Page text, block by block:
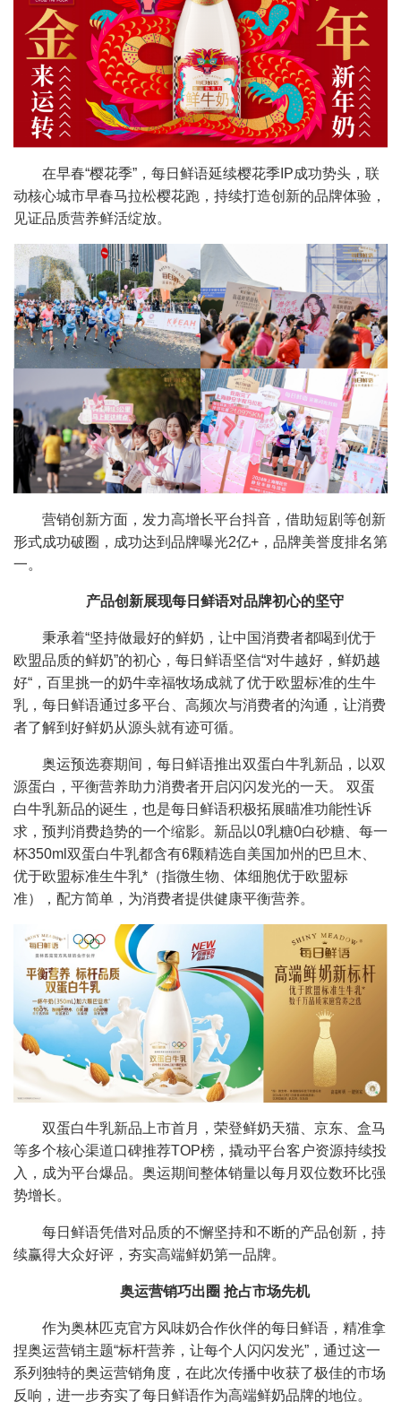
在早春“樱花季”，每日鲜语延续樱花季IP成功势头，联
动核心城市早春马拉松樱花跑，持续打造创新的品牌体验，
见证品质营养鲜活绽放。
营销创新方面，发力高增长平台抖音，借助短剧等创新
形式成功破圈，成功达到品牌曝光2亿+，品牌美誉度排名第
一。
产品创新展现每日鲜语对品牌初心的坚守
秉承着“坚持做最好的鲜奶，让中国消费者都喝到优于
欧盟品质的鲜奶”的初心，每日鲜语坚信“对牛越好，鲜奶越
好“，百里挑一的奶牛幸福牧场成就了优于欧盟标准的生牛
乳，每日鲜语通过多平台、高频次与消费者的沟通，让消费
者了解到好鲜奶从源头就有迹可循。
奥运预选赛期间，每日鲜语推出双蛋白牛乳新品，以双
源蛋白，平衡营养助力消费者开启闪闪发光的一天。 双蛋
白牛乳新品的诞生，也是每日鲜语积极拓展瞄准功能性诉
求，预判消费趋势的一个缩影。新品以0乳糖0白砂糖、每一
杯350ml双蛋白牛乳都含有6颗精选自美国加州的巴旦木、
优于欧盟标准生牛乳*（指微生物、体细胞优于欧盟标
准），配方简单，为消费者提供健康平衡营养。
双蛋白牛乳新品上市首月，荣登鲜奶天猫、京东、盒马
等多个核心渠道口碑推荐TOP榜，撬动平台客户资源持续投
入，成为平台爆品。奥运期间整体销量以每月双位数环比强
势增长。
每日鲜语凭借对品质的不懈坚持和不断的产品创新，持
续赢得大众好评，夯实高端鲜奶第一品牌。
奥运营销巧出圈 抢占市场先机
作为奥林匹克官方风味奶合作伙伴的每日鲜语，精准拿
捏奥运营销主题“标杆营养，让每个人闪闪发光”，通过这一
系列独特的奥运营销角度，在此次传播中收获了极佳的市场
反响，进一步夯实了每日鲜语作为高端鲜奶品牌的地位。